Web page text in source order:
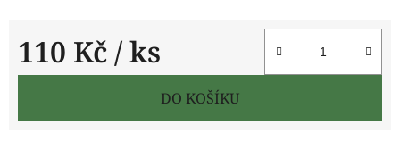
110 Kč / ks
Měrná cena:
DO KOŠÍKU